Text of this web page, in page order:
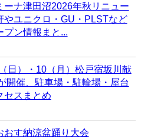
ーナ津田沼2026年秋リニュー
やユニクロ・GU・PLSTなど
プン情報まと...
日）・10（月）松戸宿坂川献
開催、駐車場・駐輪場・屋台
セスまとめ
おす納涼盆踊り大会